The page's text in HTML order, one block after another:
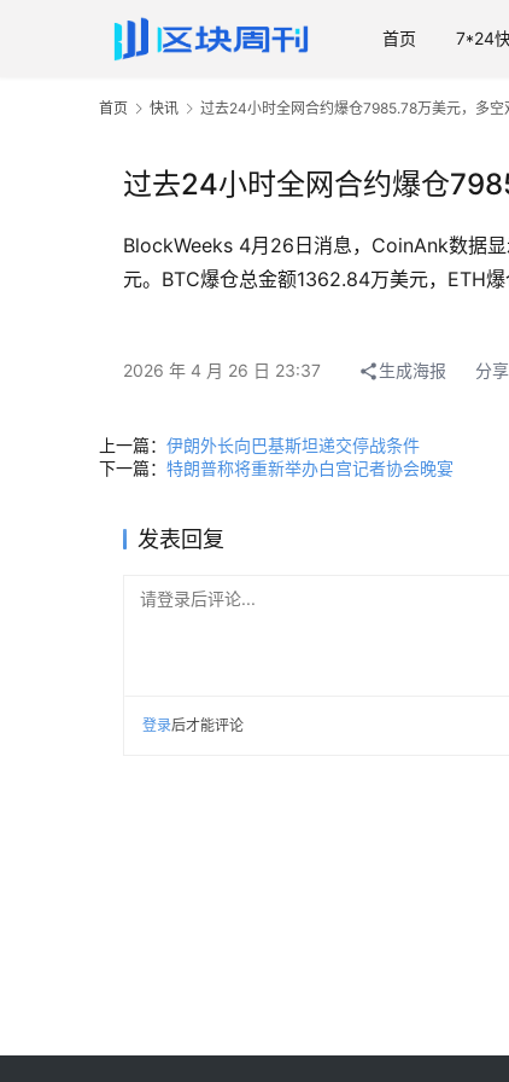
首页 7*24
首页 快讯 过去24小时全网合约爆仓7985.78万美元，多空
过去24小时全网合约爆仓
BlockWeeks 4月26日消息，CoinAnk数据
元。BTC爆仓总金额1362.84万美元，ETH爆
2026 年 4 月 26 日 23:37 生成海报 分
上一篇： 伊朗外长向巴基斯坦递交停战条件
下一篇： 特朗普称将重新举办白宫记者协会晚宴
发表回复
请登录后评论...
登录后才能评论